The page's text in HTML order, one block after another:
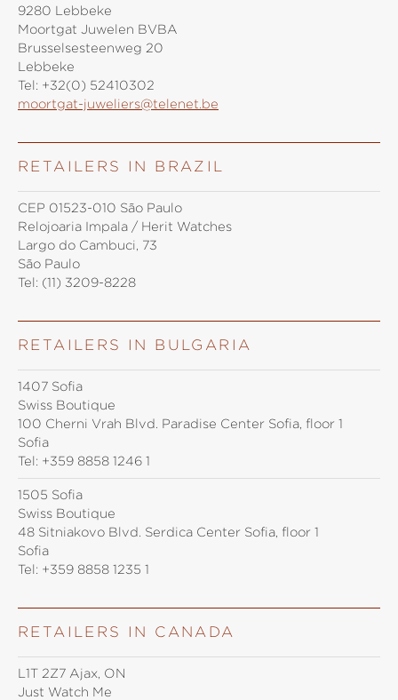
9280 Lebbeke
Moortgat Juwelen BVBA
Brusselsesteenweg 20
Lebbeke
Tel: +32(0) 52410302
moortgat-juweliers@telenet.be
RETAILERS IN BRAZIL
CEP 01523-010 São Paulo
Relojoaria Impala / Herit Watches
Largo do Cambuci, 73
São Paulo
Tel: (11) 3209-8228
RETAILERS IN BULGARIA
1407 Sofia
Swiss Boutique
100 Cherni Vrah Blvd. Paradise Center Sofia, floor 1
Sofia
Tel: +359 8858 1246 1
1505 Sofia
Swiss Boutique
48 Sitniakovo Blvd. Serdica Center Sofia, floor 1
Sofia
Tel: +359 8858 1235 1
RETAILERS IN CANADA
L1T 2Z7 Ajax, ON
Just Watch Me